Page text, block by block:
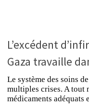
L’excédent
Gaza travaille
Le système des soins
multiples crises. A tout
médicaments adéquats